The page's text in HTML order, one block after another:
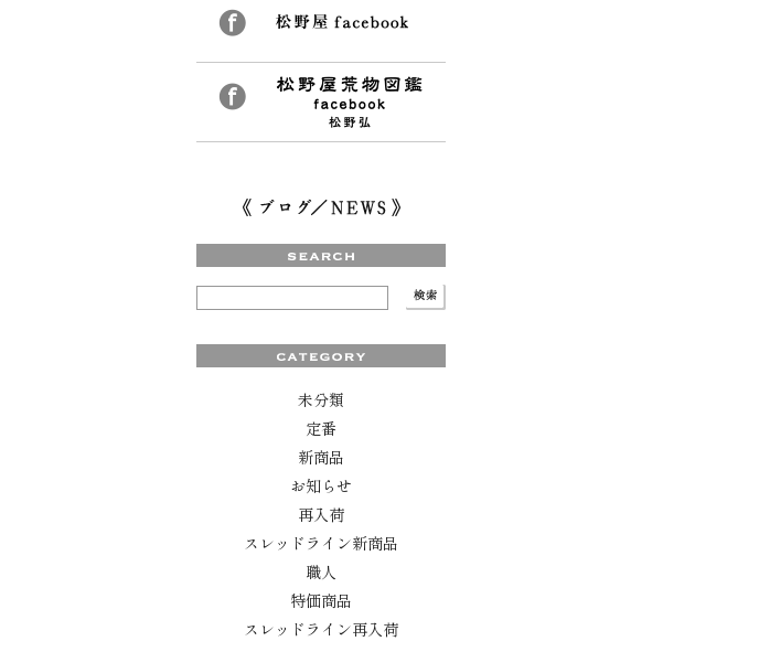
未分類
定番
新商品
お知らせ
再入荷
スレッドライン新商品
職人
特価商品
スレッドライン再入荷